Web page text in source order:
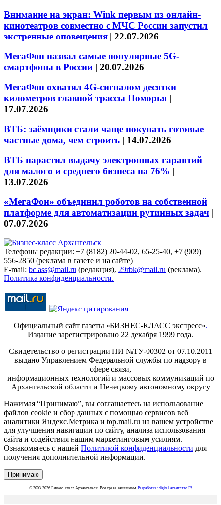
Внимание на экран: Wink первым из онлайн-
кинотеатров совместно с МЧС России запустил
экстренные оповещения | 22.07.2026
МегаФон назвал самые популярные 5G-
смартфоны в России | 20.07.2026
МегаФон охватил 4G-сигналом десятки
километров главной трассы Поморья |
17.07.2026
ВТБ: заёмщики стали чаще покупать готовые
частные дома, чем строить | 14.07.2026
ВТБ нарастил выдачу электронных гарантий
для малого и среднего бизнеса на 76% |
13.07.2026
«МегаФон» объединил роботов на собственной
платформе для автоматизации рутинных задач |
07.07.2026
Телефоны редакции: +7 (8182) 20-44-02, 65-25-40, +7 (909)
556-2850 (реклама в газете и на сайте)
E-mail: bclass@mail.ru (редакция), 29rbk@mail.ru (реклама).
Политика конфиденциальности.
Официальный сайт газеты «БИЗНЕС-КЛАСС экспресс».
Издание зарегистрировано 22 декабря 1999 года.
Свидетельство о регистрации ПИ №ТУ-00302 от 07.10.2011
выдано Управлением Федеральной службы по надзору в
сфере связи,
информационных технологий и массовых коммуникаций по
Архангельской области и Ненецкому автономному округу
Нажимая “Принимаю”, вы соглашаетесь на использование
файлов cookie и сбор данных с помощью сервисов веб
аналитики Яндекс.Метрика и top.mail.ru на вашем устройстве
для улучшения навигации по сайту, анализа использования
сайта и содействия нашим маркетинговым усилиям.
Ознакомьтесь с нашей Политикой конфиденциальности для
получения дополнительной информации.
Принимаю
© 2003-2026 Бизнес-класс Архангельск. Все права защищены. Разработка: digital-агентство F5